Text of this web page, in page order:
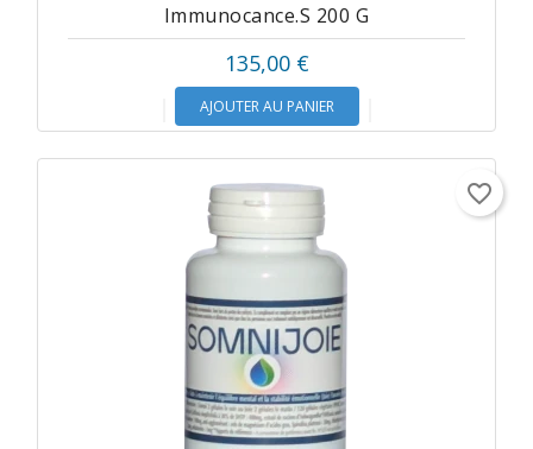
Immunocance.s 200 G
135,00 €
AJOUTER AU PANIER
favorite_border